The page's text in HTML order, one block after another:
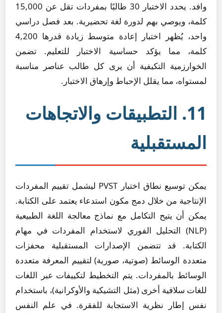
وافد. يحدد الاختبار 30 طالبًا بمفردات تقل عن 15,000
كلمة، ويوصي بهم لدورة لغة تحضيرية. بعد فصل دراسي
واحد، يُظهر اختبار إعادة متوسط زيادة قدرها 4,200
كلمة، مما يؤكد حساسية الاختبار للتعليم. تضمن
الخوارزمية التكيفية أن يرى كل طالب عناصر مناسبة
لمستواه، مما يقلل الإحباط وإرهاق الاختبار.
11. التطبيقات والاتجاهات
المستقبلية
يمكن توسيع نطاق اختبار PVST ليشمل تقييم المفردات
الإنتاجية من خلال دمج مكون استدعاء يعتمد على الكتابة.
يمكن أن يتيح التكامل مع نماذج معالجة اللغة الطبيعية
(NLP) التحليل الفوري لاستخدام المفردات في مهام
الكتابة. قد تتضمن الإصدارات المستقبلية محفزات
متعددة الوسائط (صوتية، صورية) لتقييم المعرفة متعددة
الوسائط بالمفردات. يتم التخطيط لتكييفات عبر اللغات
للغات سلافية أخرى (مثل التشيكية والأوكرانية)، باستخدام
نفس إطار نظرية الاستجابة للفقرة. في علم النفس